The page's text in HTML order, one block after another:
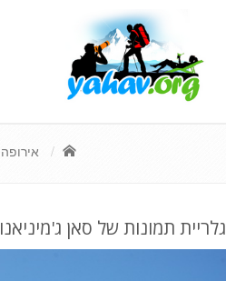
אירופה
גלריית תמונות של סאן ג'מיניאנו